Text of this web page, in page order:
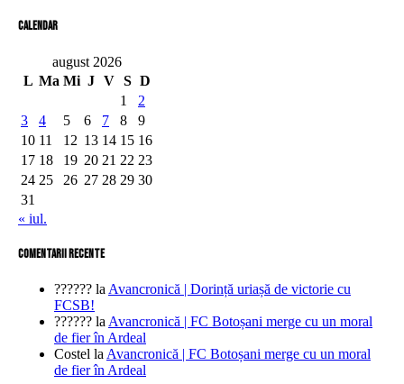
Calendar
august 2026
L Ma Mi J V S D
1
2
3
4 5 6 7 8
9
10 11 12 13 14 15 16
17 18 19 20 21 22 23
24 25 26 27 28 29 30
31
« iul.
comentarii recente
?????? la Avancronică | Dorință uriașă de victorie cu
FCSB!
?????? la Avancronică | FC Botoșani merge cu un moral
de fier în Ardeal
Costel la Avancronică | FC Botoșani merge cu un moral
de fier în Ardeal